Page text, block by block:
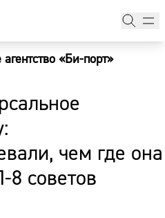
«Би-порт»
чем где она
советов